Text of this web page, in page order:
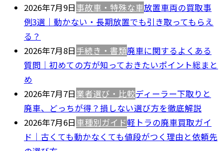
2026年7月9日事故車・特殊な車放置車両の買取事
例3選｜動かない・長期放置でも引き取ってもらえ
る？
2026年7月8日手続き・書類廃車に関するよくある
質問｜初めての方が知っておきたいポイント総まと
め
2026年7月7日業者選び・比較ディーラー下取りと
廃車、どっちが得？損しない選び方を徹底解説
2026年7月6日車種別ガイド軽トラの廃車買取ガイ
ド｜古くても動かなくても値段がつく理由と依頼先